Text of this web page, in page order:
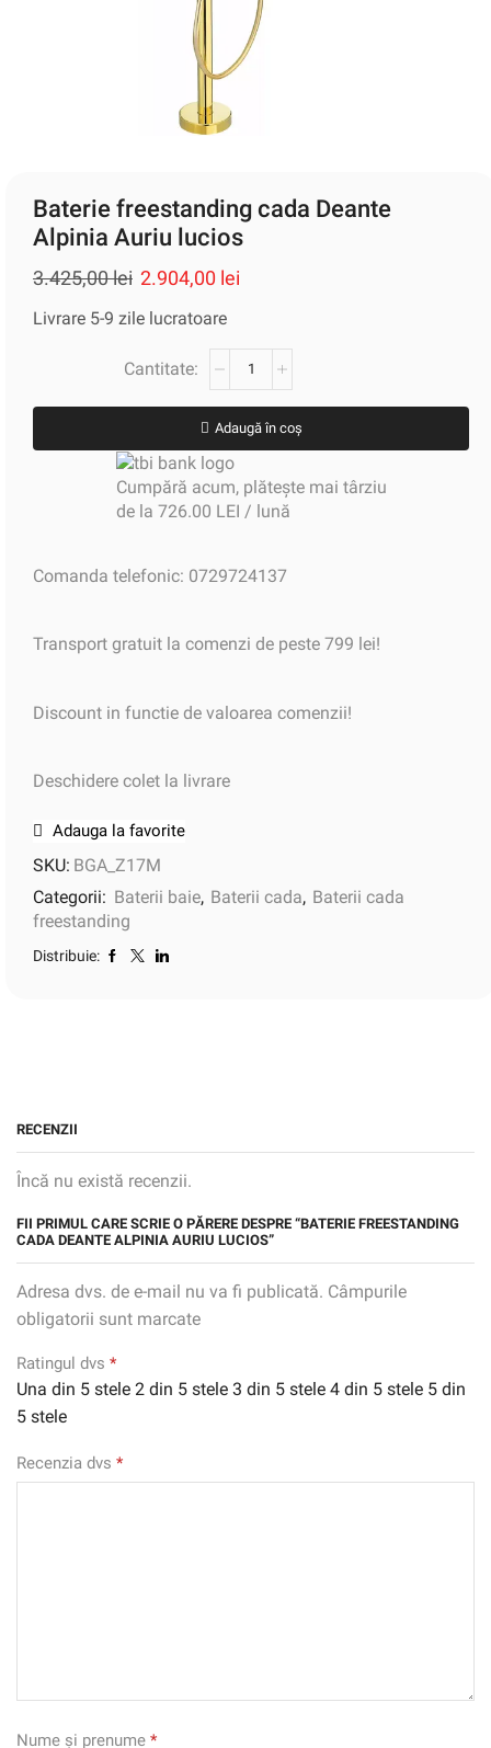
Baterie freestanding cada Deante
Alpinia Auriu lucios
3.425,00lei 2.904,00 lei
Livrare 5-9 zile lucratoare
Adaugă în coș
Cumpără acum, plătește mai târziu
de la 726.00 LEI / lună
Comanda telefonic: 0729724137
Transport gratuit la comenzi de peste 799 lei!
Discount in functie de valoarea comenzii!
Deschidere colet la livrare
Adauga la favorite
SKU: BGA_Z17M
Categorii: Baterii baie, Baterii cada, Baterii cada
freestanding
Distribuie:
RECENZII
Încă nu există recenzii.
FII PRIMUL CARE SCRIE O PĂRERE DESPRE “BATERIE FREESTANDING
CADA DEANTE ALPINIA AURIU LUCIOS”
Adresa dvs. de e-mail nu va fi publicată. Câmpurile
obligatorii sunt marcate
Ratingul dvs *
Una din 5 stele 2 din 5 stele 3 din 5 stele 4 din 5 stele 5 din
5 stele
Recenzia dvs *
Nume și prenume *